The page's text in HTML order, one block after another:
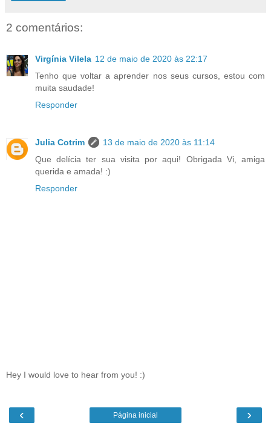
2 comentários:
Virgínia Vilela 12 de maio de 2020 às 22:17
Tenho que voltar a aprender nos seus cursos, estou com
muita saudade!
Responder
Julia Cotrim
13 de maio de 2020 às 11:14
Que delícia ter sua visita por aqui! Obrigada Vi, amiga
querida e amada! :)
Responder
Hey I would love to hear from you! :)
‹ ›
Página inicial